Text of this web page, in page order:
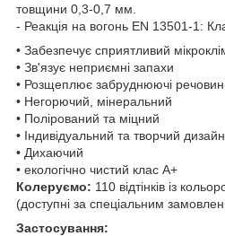
товщини 0,3-0,7 мм.
- Реакція на вогонь EN 13501-1:
• Забезпечує сприятливий
• Зв'язує неприємні запахи
• Розщеплює забруднюючі
• Негорючий, мінеральний
• Полірований та міцний
• Індивідуальний та творчий дизайн
• Дихаючий
• екологічно чистий клас А+
Колеруємо: 110 відтінків із
(доступні за спеціальним
Застосування: